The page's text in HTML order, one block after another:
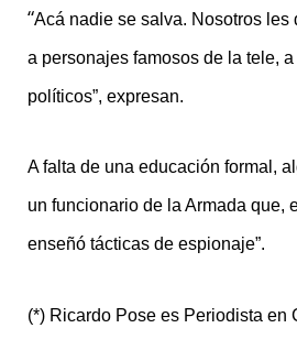
“Acá nadie se salva. Nosotros les
a personajes famosos de la tele,
políticos”, expresan.
A falta de una educación formal,
un funcionario de la Armada que,
enseñó tácticas de espionaje”.
(*) Ricardo Pose es Periodista en